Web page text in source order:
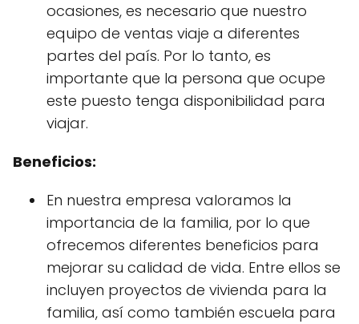
ocasiones, es necesario que nuestro
equipo de ventas viaje a diferentes
partes del país. Por lo tanto, es
importante que la persona que ocupe
este puesto tenga disponibilidad para
viajar.
Beneficios:
En nuestra empresa valoramos la
importancia de la familia, por lo que
ofrecemos diferentes beneficios para
mejorar su calidad de vida. Entre ellos se
incluyen proyectos de vivienda para la
familia, así como también escuela para